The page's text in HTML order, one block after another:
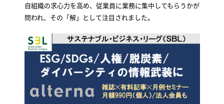
自組織の求心力を高め、従業員に業務に集中してもらうかが
問われ、その「解」として注目されました。